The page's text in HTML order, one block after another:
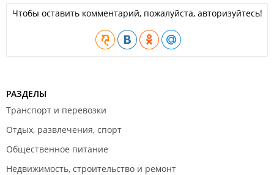
Чтобы оставить комментарий, пожалуйста, авторизуйтесь!
РАЗДЕЛЫ
Транспорт и перевозки
Отдых, развлечения, спорт
Общественное питание
Недвижимость, строительство и ремонт